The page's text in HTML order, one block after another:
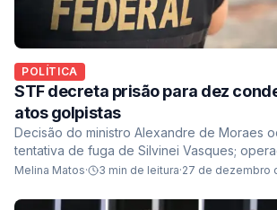
POLÍTICA
STF decreta prisão para dez
atos golpistas
Decisão do ministro Alexandre de Moraes
tentativa de fuga de Silvinei Vasques;
apoio do Exército atingiu oito estados e o
Melina Matos· 3 min de leitura·27 de dezembro